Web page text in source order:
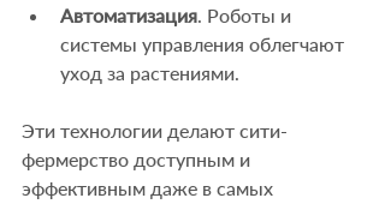
Автоматизация. Роботы и
системы управления облегчают
уход за растениями.
Эти технологии делают сити-
фермерство доступным и
эффективным даже в самых